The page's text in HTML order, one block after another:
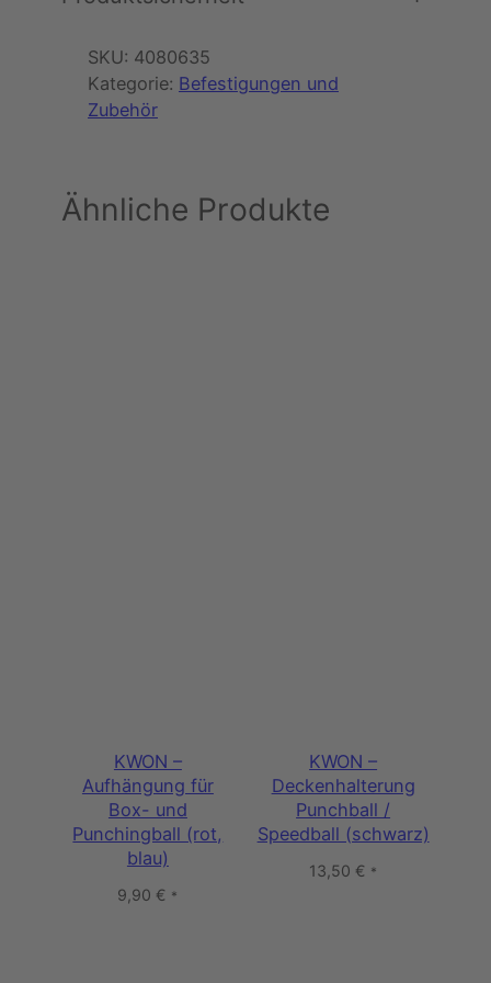
M
e
n
SKU: 4080635
Kategorie: Befestigungen und
Zubehör
Ähnliche Produkte
KWON –
Aufhängung für
Box- und
Punchingball (rot,
blau)
9,90 € *
KWON –
Deckenhalterung
Punchball /
Speedball (schwarz)
13,50 € *